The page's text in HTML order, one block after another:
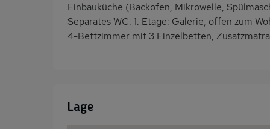
Einbauküche (Backofen, Mikrowelle,
Separates WC. 1. Etage: Galerie, offen zum
4-Bettzimmer mit 3 Einzelbetten,
Lage